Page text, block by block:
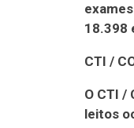
18.398
CTI /
O CTI /
leitos